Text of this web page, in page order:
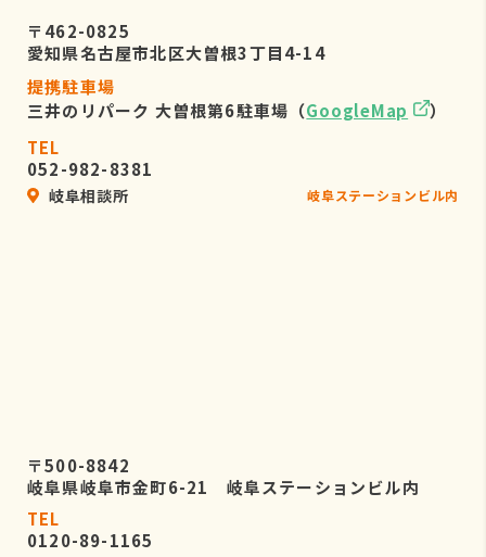
〒462-0825
愛知県名古屋市北区大曽根3丁目4-14
提携駐車場
三井のリパーク 大曽根第6駐車場（GoogleMap
）
TEL
052-982-8381
岐阜相談所 岐阜ステーションビル内
〒500-8842
岐阜県岐阜市金町6-21 岐阜ステーションビル内
TEL
0120-89-1165